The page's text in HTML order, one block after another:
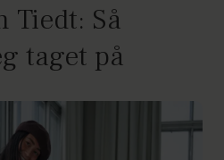
Tiedt: Så
taget på